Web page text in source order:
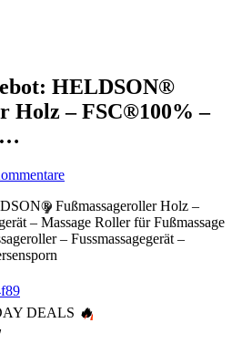
HELDSON®
Holz – FSC®100% –
® Fußmassageroller Holz –
– Massage Roller für Fußmassage
– Fussmassagegerät –
DEALS 🔥